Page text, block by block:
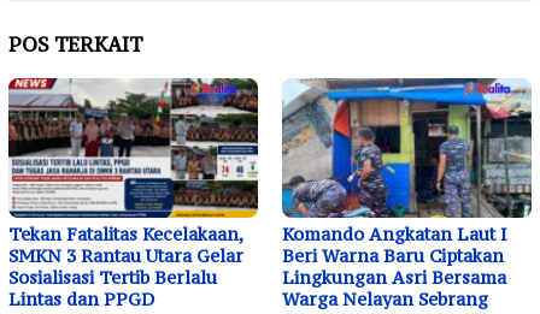
POS TERKAIT
Tekan Fatalitas Kecelakaan,
SMKN 3 Rantau Utara Gelar
Sosialisasi Tertib Berlalu
Lintas dan PPGD
Komando Angkatan Laut I
Beri Warna Baru Ciptakan
Lingkungan Asri Bersama
Warga Nelayan Sebrang